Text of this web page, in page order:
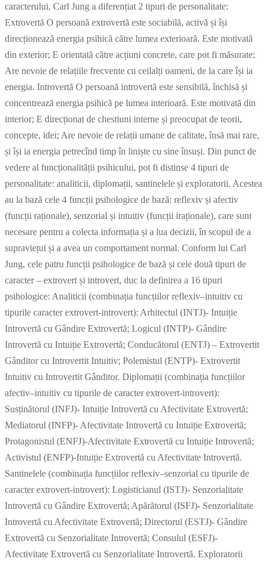
caracterului, Carl Jung a diferențiat 2 tipuri de personalitate:
Extrovertă O persoană extrovertă este sociabilă, activă și își
direcționează energia psihică către lumea exterioară. Este motivată
din exterior; E orientată către acțiuni concrete, care pot fi măsurate;
Are nevoie de relațiile frecvente cu ceilalți oameni, de la care își ia
energia. Introvertă O persoană introvertă este sensibilă, închisă și
concentrează energia psihică pe lumea interioară. Este motivată din
interior; E direcționat de chestiuni interne și preocupat de teorii,
concepte, idei; Are nevoie de relații umane de calitate, însă mai rare,
și își ia energia petrecînd timp în liniște cu sine însuși. Din punct de
vedere al funcționalității psihicului, pot fi distinse 4 tipuri de
personalitate: analiticii, diplomații, santinelele și exploratorii. Acestea
au la bază cele 4 funcții psihologice de bază: reflexiv și afectiv
(funcții raționale), senzorial și intuitiv (funcții iraționale), care sunt
necesare pentru a colecta informația și a lua decizii, în scopul de a
supraviețui și a avea un comportament normal. Conform lui Carl
Jung, cele patru funcții psihologice de bază și cele două tipuri de
caracter – extrovert și introvert, duc la definirea a 16 tipuri
psihologice: Analiticii (combinația funcțiilor reflexiv–intuitiv cu
tipurile caracter extrovert-introvert): Arhitectul (INTJ)- Intuiție
Introvertă cu Gândire Extrovertă; Logicul (INTP)- Gândire
Introvertă cu Intuiție Extrovertă; Conducătorul (ENTJ) – Extrovertit
Gânditor cu Introvertit Intuitiv; Polemistul (ENTP)- Extrovertit
Intuitiv cu Introvertit Gânditor. Diplomații (combinația funcțiilor
afectiv–intuitiv cu tipurile de caracter extrovert-introvert):
Susținătorul (INFJ)- Intuiție Introvertă cu Afectivitate Extrovertă;
Mediatorul (INFP)- Afectivitate Introvertă cu Intuiție Extrovertă;
Protagonistul (ENFJ)-Afectivitate Extrovertă cu Intuiție Introvertă;
Activistul (ENFP)-Intuiție Extrovertă cu Afectivitate Introvertă.
Santinelele (combinația funcțiilor reflexiv–senzorial cu tipurile de
caracter extrovert-introvert): Logisticianul (ISTJ)- Senzorialitate
Introvertă cu Gândire Extrovertă; Apărătorul (ISFJ)- Senzorialitate
Introvertă cu Afectivitate Extrovertă; Directorul (ESTJ)- Gândire
Extrovertă cu Senzorialitate Introvertă; Consulul (ESFJ)-
Afectivitate Extrovertă cu Senzorialitate Introvertă. Exploratorii